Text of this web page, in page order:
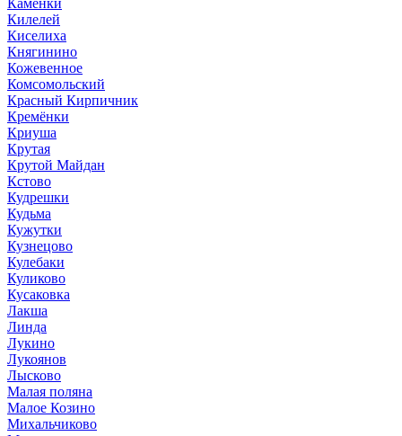
Килелей
Киселиха
Княгинино
Кожевенное
Комсомольский
Красный Кирпичник
Кремёнки
Криуша
Крутая
Крутой Майдан
Кстово
Кудрешки
Кудьма
Кужутки
Кузнецово
Кулебаки
Куликово
Кусаковка
Лакша
Линда
Лукино
Лукоянов
Лысково
Малая поляна
Малое Козино
Михальчиково